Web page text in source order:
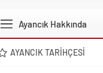
ALTIN
6.662,10
Ayancık Hakkında
AYANCIK TARIHÇESI